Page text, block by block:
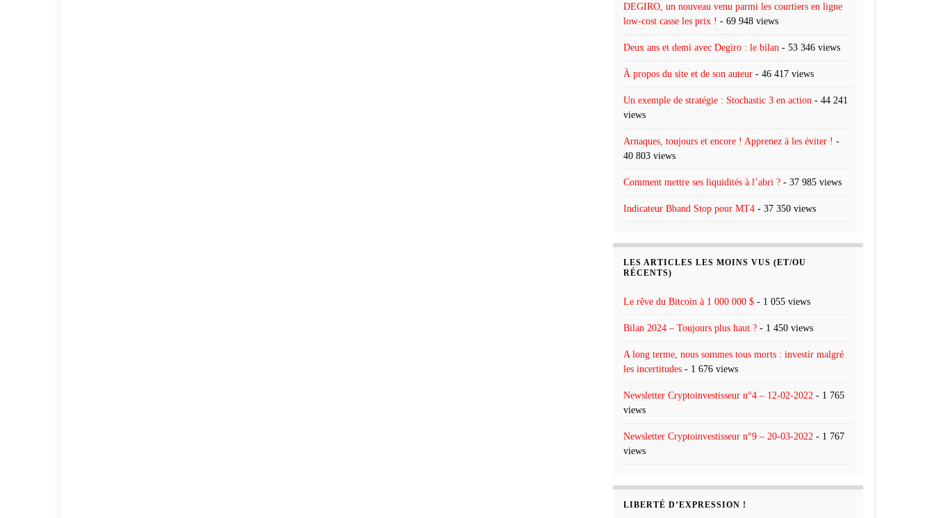
DEGIRO, un nouveau venu parmi les courtiers en ligne
low-cost casse les prix ! - 69 948 views
Deux ans et demi avec Degiro : le bilan - 53 346 views
À propos du site et de son auteur - 46 417 views
Un exemple de stratégie : Stochastic 3 en action - 44 241
views
Arnaques, toujours et encore ! Apprenez à les éviter ! -
40 803 views
Comment mettre ses liquidités à l’abri ? - 37 985 views
Indicateur Bband Stop pour MT4 - 37 350 views
LES ARTICLES LES MOINS VUS (ET/OU
RÉCENTS)
Le rêve du Bitcoin à 1 000 000 $ - 1 055 views
Bilan 2024 – Toujours plus haut ? - 1 450 views
A long terme, nous sommes tous morts : investir malgré
les incertitudes - 1 676 views
Newsletter Cryptoinvestisseur n°4 – 12-02-2022 - 1 765
views
Newsletter Cryptoinvestisseur n°9 – 20-03-2022 - 1 767
views
LIBERTÉ D’EXPRESSION !